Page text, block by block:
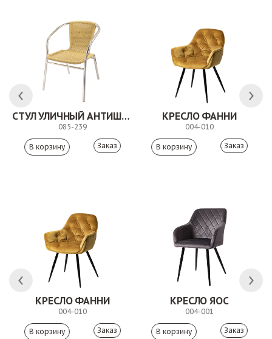
СТУЛ УЛИЧНЫЙ АНТИШОН
085-239
Заказ
КРЕСЛО ФАННИ
004-010
Заказ
КРЕСЛО ФАННИ
004-010
Заказ
КРЕСЛО ЯОС
004-001
Заказ